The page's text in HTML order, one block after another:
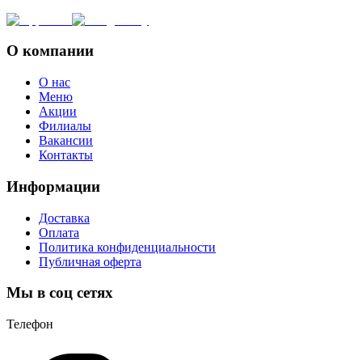
О компании
О нас
Меню
Акции
Филиалы
Вакансии
Контакты
Информации
Доставка
Оплата
Политика конфиденциальности
Публичная оферта
Мы в соц сетях
Телефон